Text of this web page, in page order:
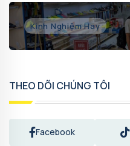
Kinh Nghiệm Hay
THEO DÕI CHÚNG TÔI
Facebook